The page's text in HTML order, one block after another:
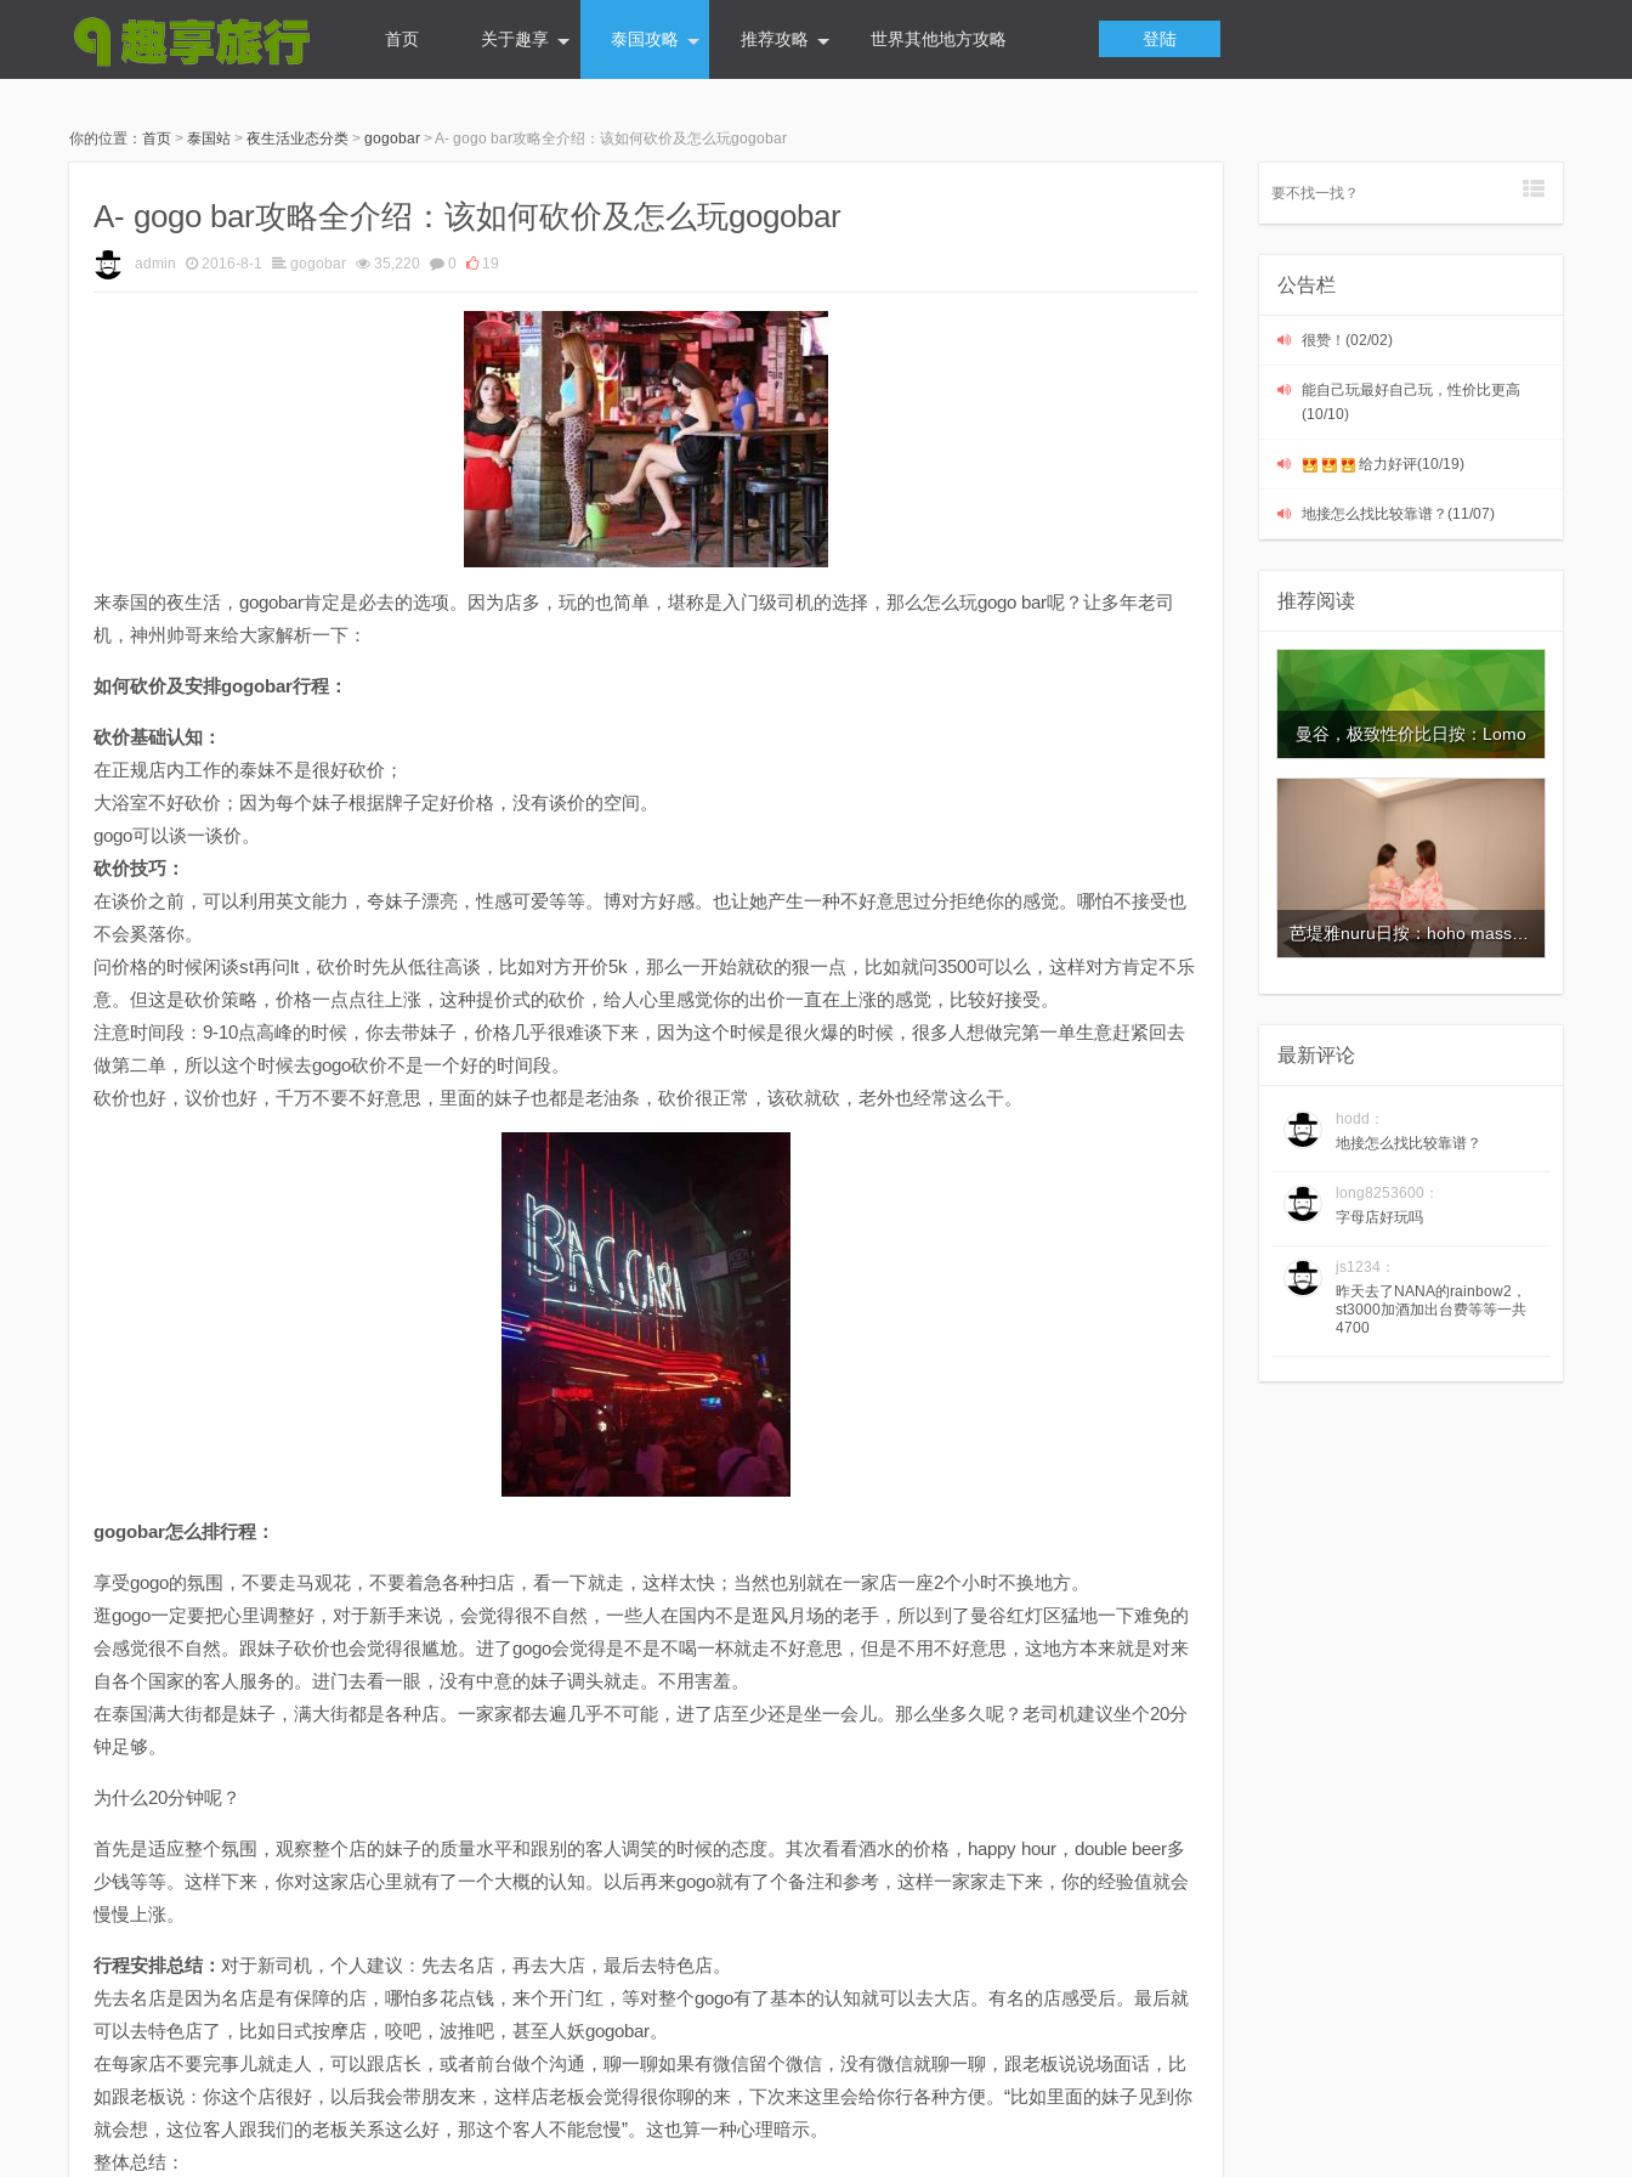
首页 关于趣享 泰国攻略 推荐攻略 世界其他地方攻略 登陆
你的位置： 首页 > 泰国站 > 夜生活业态分类 > gogobar >A- gogo bar攻略全介绍：该如何砍价及怎么玩gogobar
A- gogo bar攻略全介绍：该如何砍价及怎么玩gogobar
admin 2016-8-1 gogobar 35,220 0 19
来泰国的夜生活，gogobar肯定是必去的选项。因为店多，玩的也简单，堪称是入门级司机的选择，那么怎么玩gogo bar呢？让多年老司
机，神州帅哥来给大家解析一下：
如何砍价及安排gogobar行程：
砍价基础认知：
在正规店内工作的泰妹不是很好砍价；
大浴室不好砍价；因为每个妹子根据牌子定好价格，没有谈价的空间。
gogo可以谈一谈价。
砍价技巧：
在谈价之前，可以利用英文能力，夸妹子漂亮，性感可爱等等。博对方好感。也让她产生一种不好意思过分拒绝你的感觉。哪怕不接受也
不会奚落你。
问价格的时候闲谈st再问lt，砍价时先从低往高谈，比如对方开价5k，那么一开始就砍的狠一点，比如就问3500可以么，这样对方肯定不乐
意。但这是砍价策略，价格一点点往上涨，这种提价式的砍价，给人心里感觉你的出价一直在上涨的感觉，比较好接受。
注意时间段：9-10点高峰的时候，你去带妹子，价格几乎很难谈下来，因为这个时候是很火爆的时候，很多人想做完第一单生意赶紧回去
做第二单，所以这个时候去gogo砍价不是一个好的时间段。
砍价也好，议价也好，千万不要不好意思，里面的妹子也都是老油条，砍价很正常，该砍就砍，老外也经常这么干。
gogobar怎么排行程：
享受gogo的氛围，不要走马观花，不要着急各种扫店，看一下就走，这样太快；当然也别就在一家店一座2个小时不换地方。
逛gogo一定要把心里调整好，对于新手来说，会觉得很不自然，一些人在国内不是逛风月场的老手，所以到了曼谷红灯区猛地一下难免的
会感觉很不自然。跟妹子砍价也会觉得很尴尬。进了gogo会觉得是不是不喝一杯就走不好意思，但是不用不好意思，这地方本来就是对来
自各个国家的客人服务的。进门去看一眼，没有中意的妹子调头就走。不用害羞。
在泰国满大街都是妹子，满大街都是各种店。一家家都去遍几乎不可能，进了店至少还是坐一会儿。那么坐多久呢？老司机建议坐个20分
钟足够。
为什么20分钟呢？
首先是适应整个氛围，观察整个店的妹子的质量水平和跟别的客人调笑的时候的态度。其次看看酒水的价格，happy hour，double beer多
少钱等等。这样下来，你对这家店心里就有了一个大概的认知。以后再来gogo就有了个备注和参考，这样一家家走下来，你的经验值就会
慢慢上涨。
行程安排总结： 对于新司机，个人建议：先去名店，再去大店，最后去特色店。
先去名店是因为名店是有保障的店，哪怕多花点钱，来个开门红，等对整个gogo有了基本的认知就可以去大店。有名的店感受后。最后就
可以去特色店了，比如日式按摩店，咬吧，波推吧，甚至人妖gogobar。
在每家店不要完事儿就走人，可以跟店长，或者前台做个沟通，聊一聊如果有微信留个微信，没有微信就聊一聊，跟老板说说场面话，比
如跟老板说：你这个店很好，以后我会带朋友来，这样店老板会觉得很你聊的来，下次来这里会给你行各种方便。“比如里面的妹子见到你
就会想，这位客人跟我们的老板关系这么好，那这个客人不能怠慢”。这也算一种心理暗示。
整体总结：
公告栏
很赞！(02/02)
能自己玩最好自己玩，性价比更高
(10/10)
给力好评(10/19)
地接怎么找比较靠谱？(11/07)
推荐阅读
曼谷，极致性价比日按：Lomo
芭堤雅nuru日按：hoho massage
最新评论
hodd：
地接怎么找比较靠谱？
long8253600：
字母店好玩吗
js1234：
昨天去了NANA的rainbow2，
st3000加酒加出台费等等一共
4700